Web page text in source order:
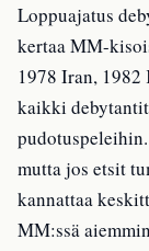
Loppuajatus
kertaa MM-
1978 Iran,
kaikki
mutta jos etsit
kannattaa
MM:ssä